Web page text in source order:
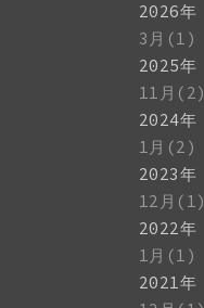
2026年
3月(1)
2025年
11月(2)
2024年
1月(2)
2023年
12月(1)
2022年
1月(1)
2021年